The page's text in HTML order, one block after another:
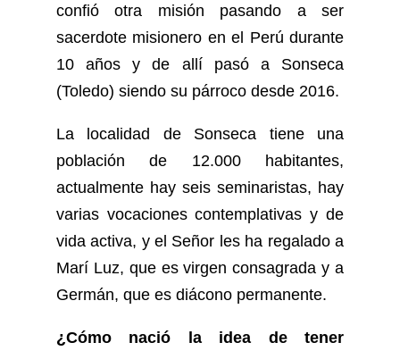
confió otra misión pasando a ser
sacerdote misionero en el Perú durante
10 años y de allí pasó a Sonseca
(Toledo) siendo su párroco desde 2016.
La localidad de Sonseca tiene una
población de 12.000 habitantes,
actualmente hay seis seminaristas, hay
varias vocaciones contemplativas y de
vida activa, y el Señor les ha regalado a
Marí Luz, que es virgen consagrada y a
Germán, que es diácono permanente.
¿Cómo nació la idea de tener